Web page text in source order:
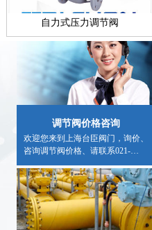
自力式压力调节阀
调节阀价格咨询
欢迎您来到上海台臣阀门，询价、
咨询调节阀价格、请联系021-
57562898、采购调节阀请认准台臣
牌，大量现货库存，非工作时间咨
询气动调节阀价格，请拨打24小时
热线电话15900840303。